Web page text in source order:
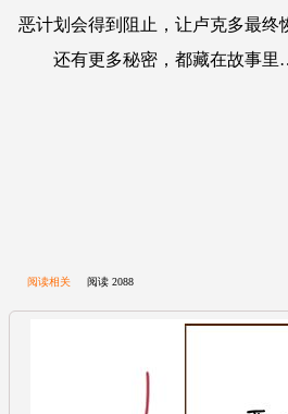
恶计划会得到阻止，让卢克多最终
还有更多秘密，都藏在故事
阅读相关 阅读 2088